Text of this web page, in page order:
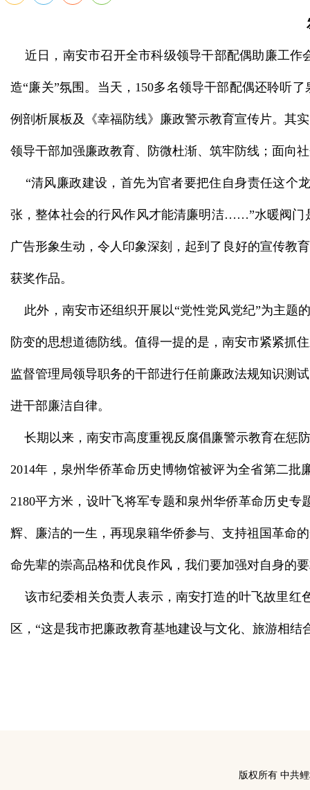
近日，南安市召开全市科级领导干部配偶助廉工作
造“廉关”氛围。当天，150多名领导干部配偶还聆听
例剖析展板及《幸福防线》廉政警示教育宣传片。其
领导干部加强廉政教育、防微杜渐、筑牢防线；面向
“清风廉政建设，首先为官者要把住自身责任这个
张，整体社会的行风作风才能清廉明洁……”水暖阀门
广告形象生动，令人印象深刻，起到了良好的宣传教
获奖作品。
此外，南安市还组织开展以“党性党风党纪”为主题
防变的思想道德防线。值得一提的是，南安市紧紧抓
监督管理局领导职务的干部进行任前廉政法规知识测
进干部廉洁自律。
长期以来，南安市高度重视反腐倡廉警示教育在惩
2014年，泉州华侨革命历史博物馆被评为全省第二
2180平方米，设叶飞将军专题和泉州华侨革命历史
辉、廉洁的一生，再现泉籍华侨参与、支持祖国革命
命先辈的崇高品格和优良作风，我们要加强对自身的
该市纪委相关负责人表示，南安打造的叶飞故里红
区，“这是我市把廉政教育基地建设与文化、旅游相
版权所有 中共